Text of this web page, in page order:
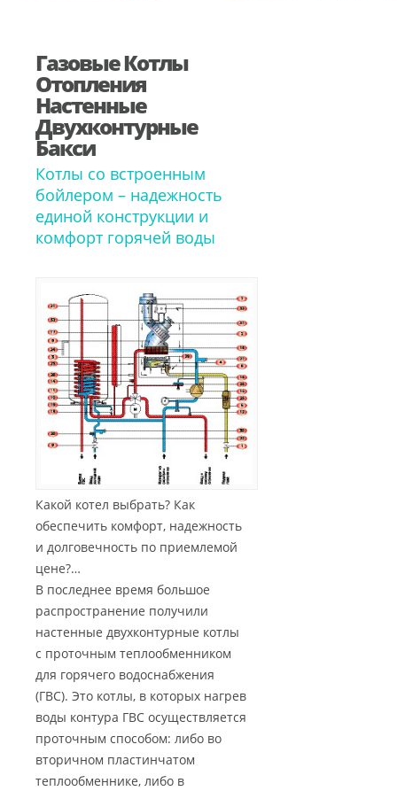
Газовые Котлы
Отопления
Настенные
Двухконтурные
Бакси
Котлы со встроенным
бойлером – надежность
единой конструкции и
комфорт горячей воды
Какой котел выбрать? Как
обеспечить комфорт, надежность
и долговечность по приемлемой
цене?…
В последнее время большое
распространение получили
настенные двухконтурные котлы
с проточным теплообменником
для горячего водоснабжения
(ГВС). Это котлы, в которых нагрев
воды контура ГВС осуществляется
проточным способом: либо во
вторичном пластинчатом
теплообменнике, либо в